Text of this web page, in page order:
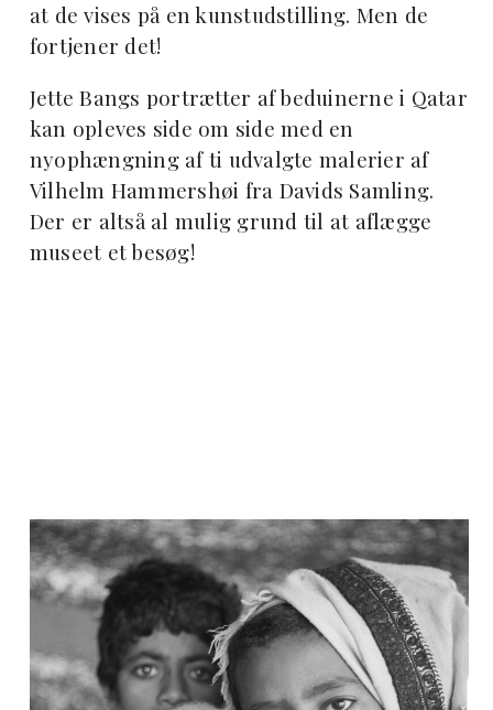
at de vises på en kunstudstilling. Men de
fortjener det!
Jette Bangs portrætter af beduinerne i Qatar
kan opleves side om side med en
nyophængning af ti udvalgte malerier af
Vilhelm Hammershøi fra Davids Samling.
Der er altså al mulig grund til at aflægge
museet et besøg!